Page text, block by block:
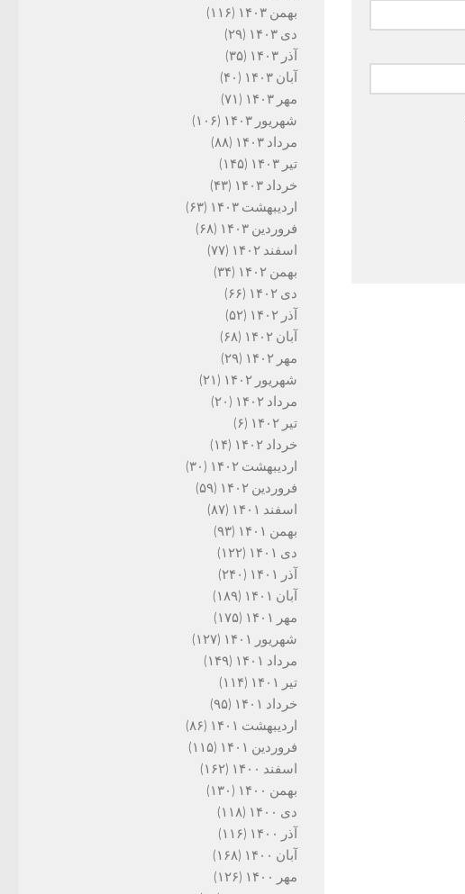
بهمن ۱۴۰۳
(۱۱۶)
دی ۱۴۰۳
(۲۹)
آذر ۱۴۰۳
(۳۵)
آبان ۱۴۰۳
(۴۰)
مهر ۱۴۰۳
(۷۱)
شهریور ۱۴۰۳
(۱۰۶)
مرداد ۱۴۰۳
(۸۸)
تیر ۱۴۰۳
(۱۴۵)
خرداد ۱۴۰۳
(۴۳)
اردیبهشت ۱۴۰۳
(۶۳)
فروردین ۱۴۰۳
(۶۸)
اسفند ۱۴۰۲
(۷۷)
بهمن ۱۴۰۲
(۳۴)
دی ۱۴۰۲
(۶۶)
آذر ۱۴۰۲
(۵۲)
آبان ۱۴۰۲
(۶۸)
مهر ۱۴۰۲
(۲۹)
شهریور ۱۴۰۲
(۲۱)
مرداد ۱۴۰۲
(۲۰)
تیر ۱۴۰۲
(۶)
خرداد ۱۴۰۲
(۱۴)
اردیبهشت ۱۴۰۲
(۳۰)
فروردین ۱۴۰۲
(۵۹)
اسفند ۱۴۰۱
(۸۷)
بهمن ۱۴۰۱
(۹۳)
دی ۱۴۰۱
(۱۲۲)
آذر ۱۴۰۱
(۲۴۰)
آبان ۱۴۰۱
(۱۸۹)
مهر ۱۴۰۱
(۱۷۵)
شهریور ۱۴۰۱
(۱۲۷)
مرداد ۱۴۰۱
(۱۴۹)
تیر ۱۴۰۱
(۱۱۴)
خرداد ۱۴۰۱
(۹۵)
اردیبهشت ۱۴۰۱
(۸۶)
فروردین ۱۴۰۱
(۱۱۵)
اسفند ۱۴۰۰
(۱۶۲)
بهمن ۱۴۰۰
(۱۳۰)
دی ۱۴۰۰
(۱۱۸)
آذر ۱۴۰۰
(۱۱۶)
آبان ۱۴۰۰
(۱۶۸)
مهر ۱۴۰۰
(۱۲۶)